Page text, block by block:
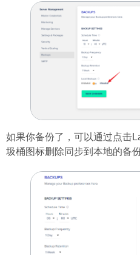
如果你备份了，可以通过点击
圾桶图标删除同步到本地的备份